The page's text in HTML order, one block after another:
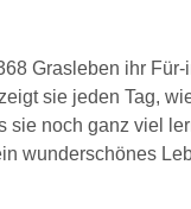
Grasleben ihr
sie jeden Tag,
sie noch ganz viel
wunderschönes